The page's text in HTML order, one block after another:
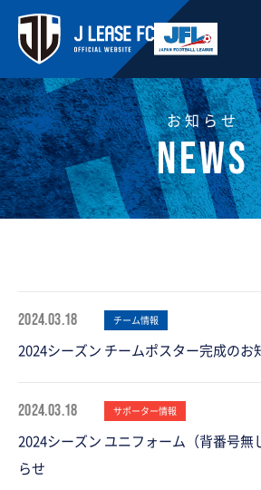
お知らせ
2024.03.18 チーム情報
2024シーズン チームポスター完成のお
2024.03.18 サポーター情報
2024シーズン ユニフォーム（背番号無
らせ